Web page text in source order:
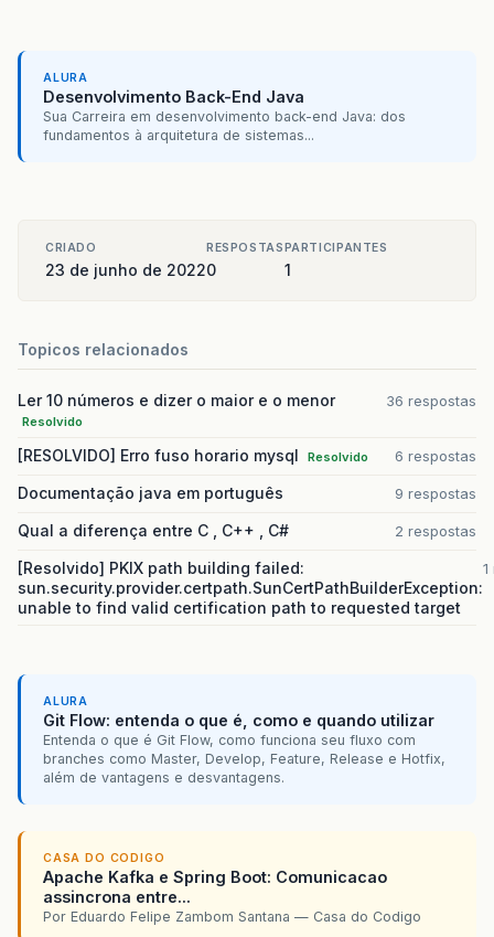
ALURA
Desenvolvimento Back-End Java
Sua Carreira em desenvolvimento back-end Java: dos
fundamentos à arquitetura de sistemas...
CRIADO
23 de junho de 2022
RESPOSTAS
0
PARTICIPANTES
1
Topicos relacionados
Ler 10 números e dizer o maior e o menor
Resolvido
36 respostas
[RESOLVIDO] Erro fuso horario mysql Resolvido 6 respostas
Documentação java em português 9 respostas
Qual a diferença entre C , C++ , C# 2 respostas
[Resolvido] PKIX path building failed:
sun.security.provider.certpath.SunCertPathBuilderException:
unable to find valid certification path to requested target
ALURA
Git Flow: entenda o que é, como e quando utilizar
Entenda o que é Git Flow, como funciona seu fluxo com
branches como Master, Develop, Feature, Release e Hotfix,
além de vantagens e desvantagens.
CASA DO CODIGO
Apache Kafka e Spring Boot: Comunicacao
assincrona entre...
Por Eduardo Felipe Zambom Santana — Casa do Codigo